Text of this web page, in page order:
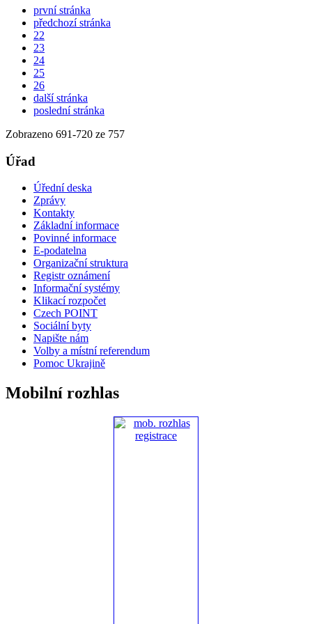
první stránka
předchozí stránka
22
23
24
25
26
další stránka
poslední stránka
Zobrazeno 691-720 ze 757
Úřad
Úřední deska
Zprávy
Kontakty
Základní informace
Povinné informace
E-podatelna
Organizační struktura
Registr oznámení
Informační systémy
Klikací rozpočet
Czech POINT
Sociální byty
Napište nám
Volby a místní referendum
Pomoc Ukrajině
Mobilní rozhlas